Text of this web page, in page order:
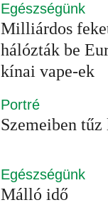
Egészségünk
Milliárdos
hálózták be
kínai vape-ek
Portré
Szemeiben tűz
Egészségünk
Málló idő